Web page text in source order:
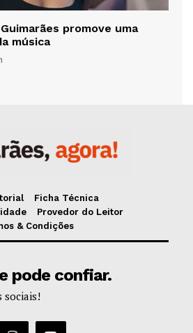
promove uma
música
Ficha Técnica
Provedor do Leitor
& Condições
pode confiar.
sociais!